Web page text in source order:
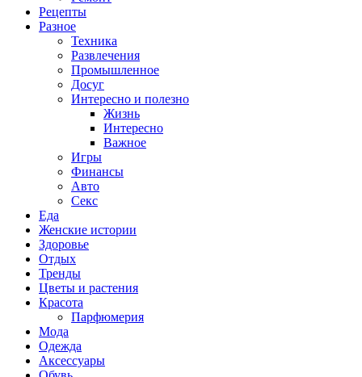
Рецепты
Разное
Техника
Развлечения
Промышленное
Досуг
Интересно и полезно
Жизнь
Интересно
Важное
Игры
Финансы
Авто
Секс
Еда
Женские истории
Здоровье
Отдых
Тренды
Цветы и растения
Красота
Парфюмерия
Мода
Одежда
Аксессуары